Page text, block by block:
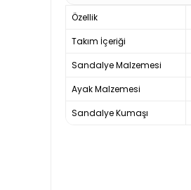
Özellik
Takım İçeriği
Sandalye Malzemesi
Ayak Malzemesi
Sandalye Kumaşı